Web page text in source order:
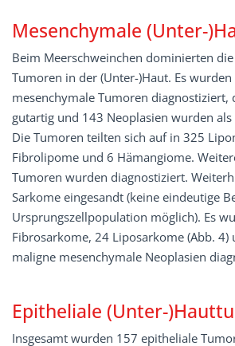
Mesenchymale (Unter-
Beim Meerschweinchen dominierten
Tumoren in der (Unter-)Haut. Es
mesenchymale Tumoren diagnostiziert,
gutartig und 143 Neoplasien wurden
Die Tumoren teilten sich auf in 325
Fibrolipome und 6 Hämangiome.
Tumoren wurden diagnostiziert.
Sarkome eingesandt (keine eindeutige
Ursprungszellpopulation möglich). Es
Fibrosarkome, 24 Liposarkome (Abb. 4)
maligne mesenchymale Neoplasien
Epitheliale (Unter-
Insgesamt wurden 157 epitheliale